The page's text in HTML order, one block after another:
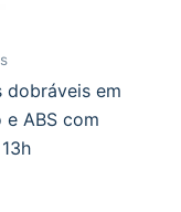
dobráveis em
ABS com